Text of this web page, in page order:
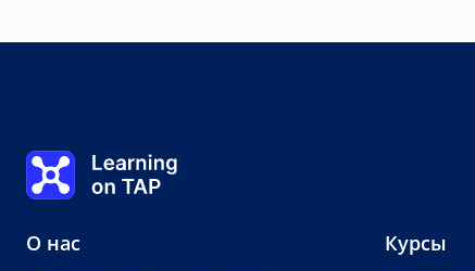
Learning on TAP Главная
О нас Курсы